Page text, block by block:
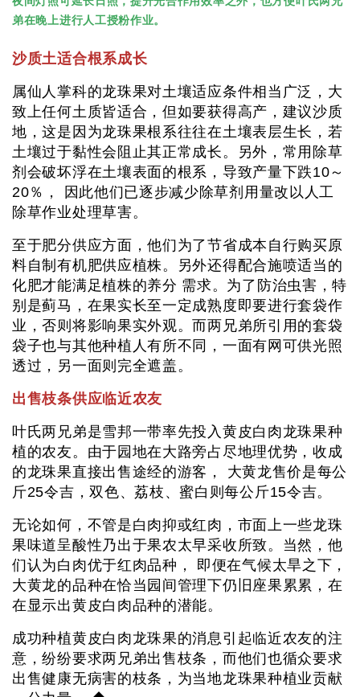
弟在晚上进行人工授粉作业。
沙质土适合根系成长
属仙人掌科的龙珠果对土壤适应条件相当广泛，大
致上任何土质皆适合，但如要获得高产，建议沙质
地，这是因为龙珠果根系往往在土壤表层生长，若
土壤过于黏性会阻止其正常成长。另外，常用除草
剂会破坏浮在土壤表面的根系，导致产量下跌10～
20％， 因此他们已逐步减少除草剂用量改以人工
除草作业处理草害。
至于肥分供应方面，他们为了节省成本自行购买原
料自制有机肥供应植株。另外还得配合施喷适当的
化肥才能满足植株的养分 需求。为了防治虫害，特
别是蓟马，在果实长至一定成熟度即要进行套袋作
业，否则将影响果实外观。而两兄弟所引用的套袋
袋子也与其他种植人有所不同，一面有网可供光照
透过，另一面则完全遮盖。
出售枝条供应临近农友
叶氏两兄弟是雪邦一带率先投入黄皮白肉龙珠果种
植的农友。由于园地在大路旁占尽地理优势，收成
的龙珠果直接出售途经的游客， 大黄龙售价是每公
斤25令吉，双色、荔枝、蜜白则每公斤15令吉。
无论如何，不管是白肉抑或红肉，市面上一些龙珠
果味道呈酸性乃出于果农太早采收所致。当然，他
们认为白肉优于红肉品种， 即便在气候太旱之下，
大黄龙的品种在恰当园间管理下仍旧座果累累，在
在显示出黄皮白肉品种的潜能。
成功种植黄皮白肉龙珠果的消息引起临近农友的注
意，纷纷要求两兄弟出售枝条，而他们也循众要求
出售健康无病害的枝条，为当地龙珠果种植业贡献